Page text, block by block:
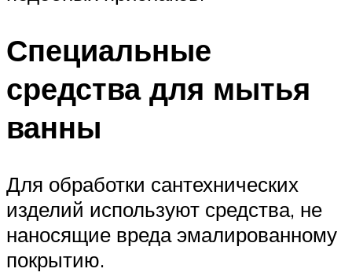
Специальные
средства для мытья
ванны
Для обработки сантехнических
изделий используют средства, не
наносящие вреда эмалированному
покрытию.